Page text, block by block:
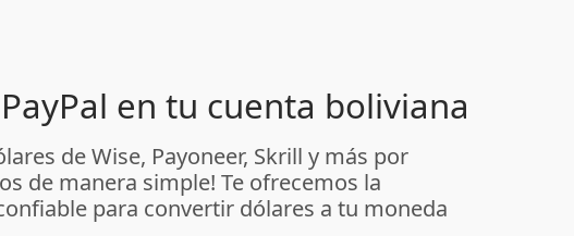
en tu cuenta boliviana
de Wise, Payoneer, Skrill y más por
de manera simple! Te ofrecemos la
para convertir dólares a tu moneda